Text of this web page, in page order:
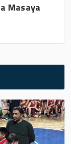
Masaya